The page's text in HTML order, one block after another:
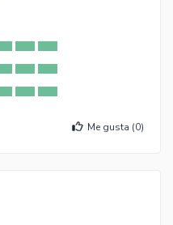
Me gusta (0)